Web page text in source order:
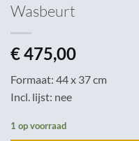
Wasbeurt
€475,00
Formaat: 44 x 37 cm
Incl. lijst: nee
1 op voorraad